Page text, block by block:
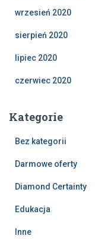
wrzesień 2020
sierpień 2020
lipiec 2020
czerwiec 2020
Kategorie
Bez kategorii
Darmowe oferty
Diamond Certainty
Edukacja
Inne